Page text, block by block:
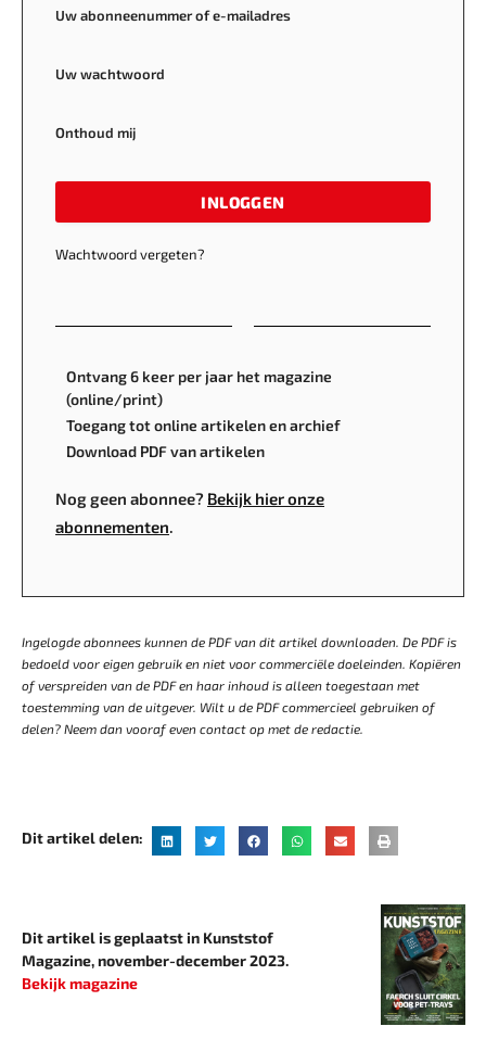
Uw abonneenummer of e-mailadres
Uw wachtwoord
Onthoud mij
INLOGGEN
Wachtwoord vergeten?
Ontvang 6 keer per jaar het magazine
(online/print)
Toegang tot online artikelen en archief
Download PDF van artikelen
Nog geen abonnee? Bekijk hier onze
abonnementen.
Ingelogde abonnees kunnen de PDF van dit artikel downloaden. De PDF is
bedoeld voor eigen gebruik en niet voor commerciële doeleinden. Kopiëren
of verspreiden van de PDF en haar inhoud is alleen toegestaan met
toestemming van de uitgever. Wilt u de PDF commercieel gebruiken of
delen? Neem dan vooraf even contact op met de redactie.
Dit artikel delen:
Dit artikel is geplaatst in Kunststof
Magazine, november-december 2023.
Bekijk magazine